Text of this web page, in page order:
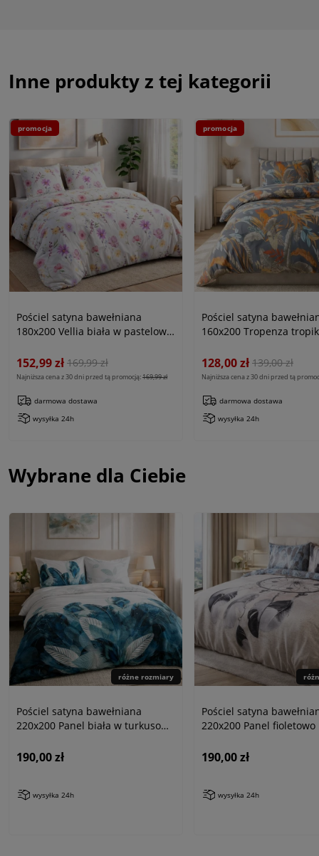
Inne produkty z tej kategorii
Pościel satyna bawełniana
180x200 Vellia biała w pastelowe
Satynlove
152,99 zł 169,99 zł
Najniższa cena z 30 dni przed tą promocją:169,99 zł
darmowa dostawa
wysyłka 24h
promocja
Pościel satyna
160x200 Tropenza
128,00 zł 139,00 zł
Najniższa cena z 30 dni przed tą
darmowa dostawa
wysyłka 24h
promocja
Wybrane dla Ciebie
różne rozmiary
Pościel satyna bawełniana
220x200 Panel biała w turkusowe
190,00 zł
wysyłka 24h
Pościel satyna
220x200 Panel fioletowo
190,00 zł
wysyłka 24h